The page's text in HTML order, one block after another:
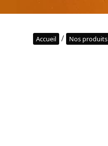
Accueil / Nos produits